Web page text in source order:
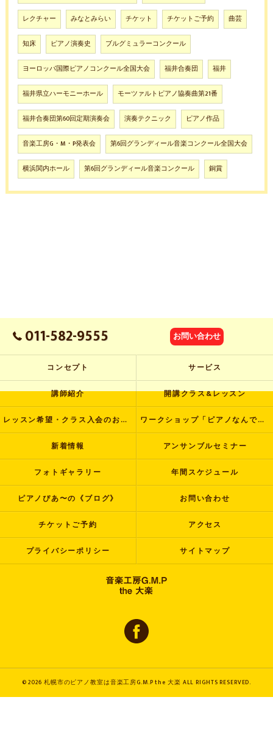
レクチャー みなとみらい チケット チケットご予約 曲芸
知床 ピアノ演奏史 ブルグミュラーコンクール
ヨーロッパ国際ピアノコンクール全国大会 福井合奏団 福井
福井県立ハーモニーホール モーツァルトピアノ協奏曲第21番
福井合奏団第60回定期演奏会 演奏テクニック ピアノ作品
音楽工房G・M・P発表会 第6回グランディール音楽コンクール全国大会
横浜関内ホール 第6回グランディール音楽コンクール 銅賞
011-582-9555 お問い合わせ
コンセプト サービス
講師紹介 開講クラス&レッスン
レッスン希望・クラス入会のお申し込み ワークショップ「ピアノなんでも塾」
新着情報 アンサンブルセミナー
フォトギャラリー 年間スケジュール
ピアノぴあ〜の《ブログ》 お問い合わせ
チケットご予約 アクセス
プライバシーポリシー サイトマップ
© 2026 札幌市のピアノ教室は音楽工房G.M.P the 大楽 ALL RIGHTS RESERVED.